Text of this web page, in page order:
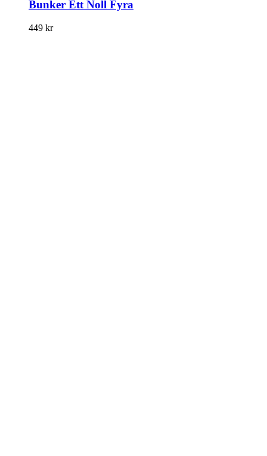
Bunker Ett Noll Fyra
449 kr